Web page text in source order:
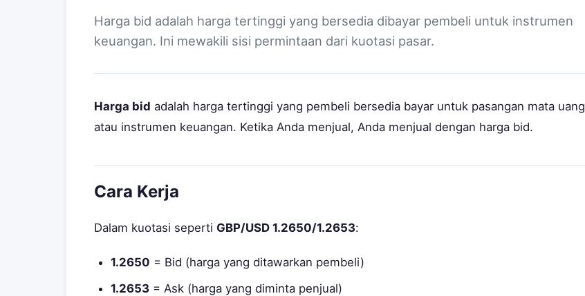
Harga bid adalah harga tertinggi yang bersedia dibayar pembeli untuk instrumen
keuangan. Ini mewakili sisi permintaan dari kuotasi pasar.
Harga bid adalah harga tertinggi yang pembeli bersedia bayar untuk pasangan mata uang
atau instrumen keuangan. Ketika Anda menjual, Anda menjual dengan harga bid.
Cara Kerja
Dalam kuotasi seperti GBP/USD 1.2650/1.2653:
1.2650 = Bid (harga yang ditawarkan pembeli)
1.2653 = Ask (harga yang diminta penjual)